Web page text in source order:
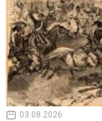
03.08.2026